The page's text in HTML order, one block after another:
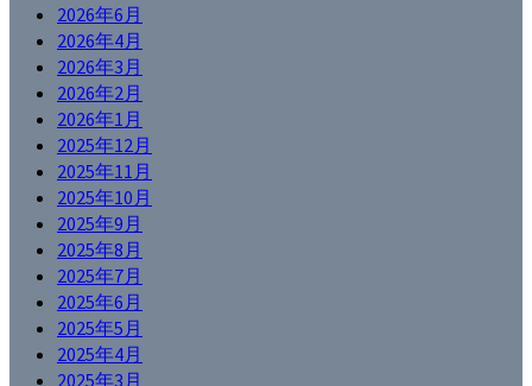
2026年6月
2026年4月
2026年3月
2026年2月
2026年1月
2025年12月
2025年11月
2025年10月
2025年9月
2025年8月
2025年7月
2025年6月
2025年5月
2025年4月
2025年3月